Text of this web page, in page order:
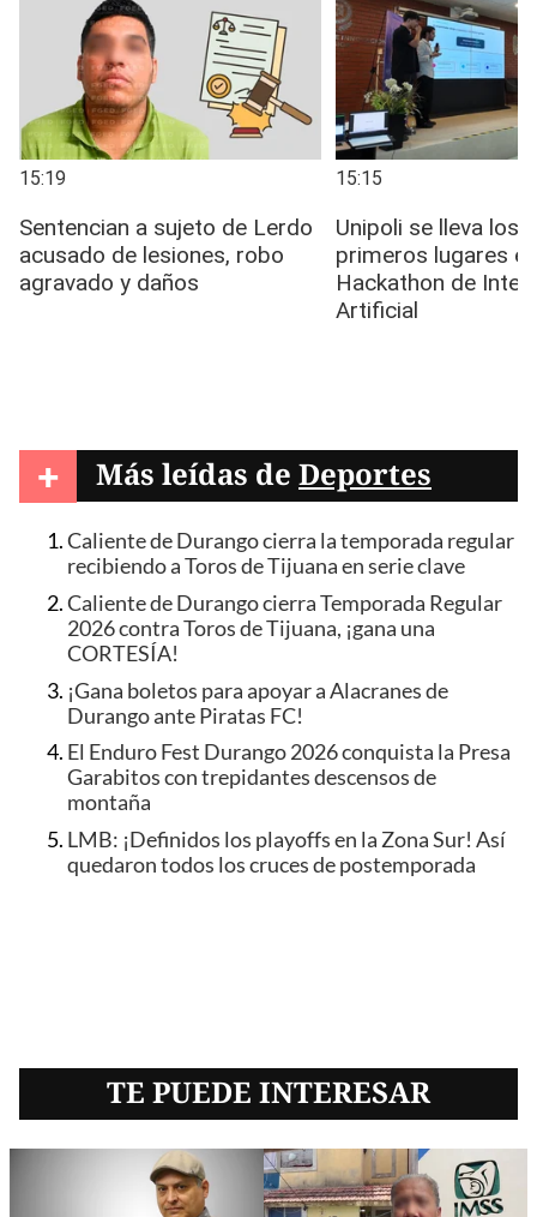
+ Más leídas de Deportes
Caliente de Durango cierra la temporada regular
recibiendo a Toros de Tijuana en serie clave
Caliente de Durango cierra Temporada Regular
2026 contra Toros de Tijuana, ¡gana una
CORTESÍA!
¡Gana boletos para apoyar a Alacranes de
Durango ante Piratas FC!
El Enduro Fest Durango 2026 conquista la Presa
Garabitos con trepidantes descensos de
montaña
LMB: ¡Definidos los playoffs en la Zona Sur! Así
quedaron todos los cruces de postemporada
TE PUEDE INTERESAR